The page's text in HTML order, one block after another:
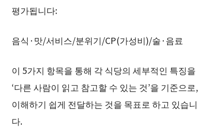
평가됩니다:
음식·맛/서비스/분위기/CP(가성비)/술·음료
이 5가지 항목을 통해 각 식당의 세부적인 특징을
‘다른 사람이 읽고 참고할 수 있는 것’을 기준으로,
이해하기 쉽게 전달하는 것을 목표로 하고 있습니
다.